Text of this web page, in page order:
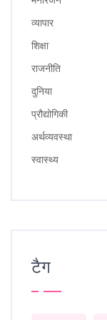
व्यापार
शिक्षा
राजनीति
दुनिया
प्रौद्योगिकी
अर्थव्यवस्था
स्वास्थ्य
टैग